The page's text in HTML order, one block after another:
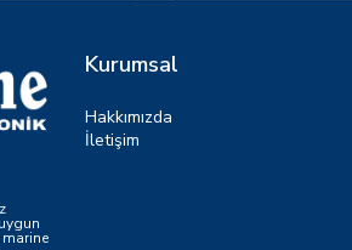
Kurumsal
Hakkımızda
İletişim